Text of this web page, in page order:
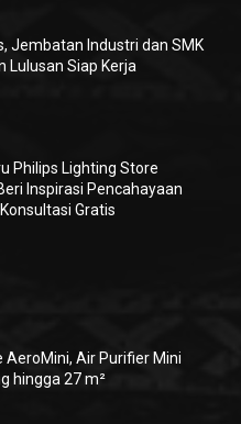
Jembatan Industri dan SMK
Lulusan Siap Kerja
Philips Lighting Store
Inspirasi Pencahayaan
Gratis
AeroMini, Air Purifier Mini
hingga 27 m²